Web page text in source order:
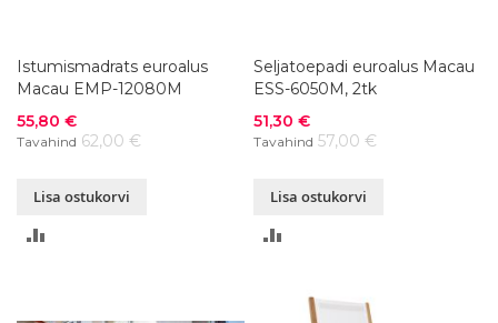
Istumismadrats euroalus
Macau EMP-12080M
Soodushind
55,80 €
Tavahind 62,00 €
Lisa ostukorvi
Seljatoepadi euroalus Macau
ESS-6050M, 2tk
Soodushind
51,30 €
Tavahind 57,00 €
Lisa ostukorvi